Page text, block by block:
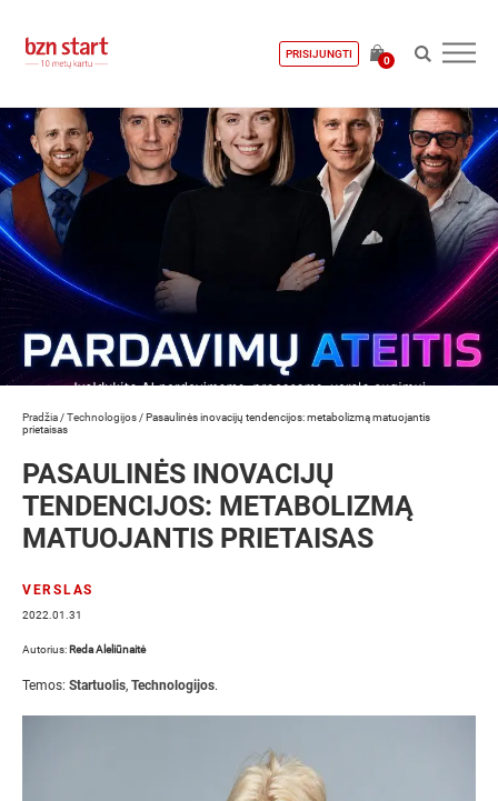
PRISIJUNGTI
0
Pradžia /Technologijos /Pasaulinės inovacijų tendencijos: metabolizmą matuojantis
prietaisas
PASAULINĖS INOVACIJŲ
TENDENCIJOS: METABOLIZMĄ
MATUOJANTIS PRIETAISAS
VERSLAS
2022.01.31
Autorius: Reda Aleliūnaitė
Temos: Startuolis, Technologijos.